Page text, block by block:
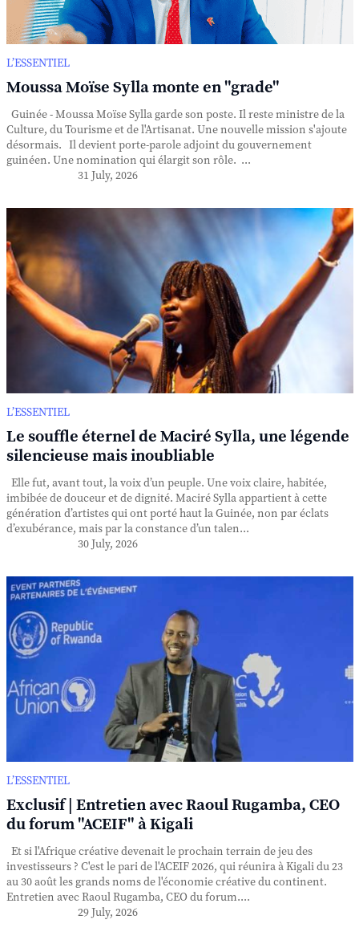
L’ESSENTIEL
Moussa Moïse Sylla monte en "grade"
Guinée - Moussa Moïse Sylla garde son poste. Il reste ministre de la
Culture, du Tourisme et de l'Artisanat. Une nouvelle mission s'ajoute
désormais. Il devient porte-parole adjoint du gouvernement
guinéen. Une nomination qui élargit son rôle. ...
31 July, 2026
L’ESSENTIEL
Le souffle éternel de Maciré Sylla, une légende
silencieuse mais inoubliable
Elle fut, avant tout, la voix d’un peuple. Une voix claire, habitée,
imbibée de douceur et de dignité. Maciré Sylla appartient à cette
génération d’artistes qui ont porté haut la Guinée, non par éclats
d’exubérance, mais par la constance d’un talen...
30 July, 2026
L’ESSENTIEL
Exclusif | Entretien avec Raoul Rugamba, CEO
du forum "ACEIF" à Kigali
Et si l'Afrique créative devenait le prochain terrain de jeu des
investisseurs ? C'est le pari de l'ACEIF 2026, qui réunira à Kigali du 23
au 30 août les grands noms de l'économie créative du continent.
Entretien avec Raoul Rugamba, CEO du forum....
29 July, 2026